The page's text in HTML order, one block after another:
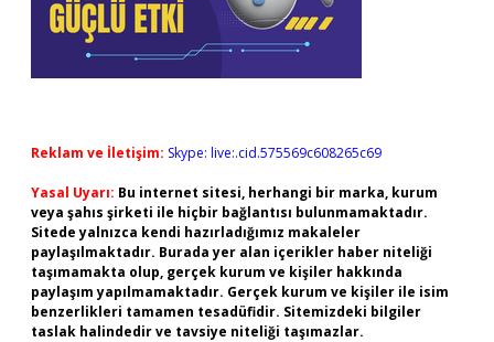
Reklam ve İletişim: Skype: live:.cid.575569c608265c69
Yasal Uyarı: Bu internet sitesi, herhangi bir marka, kurum
veya şahıs şirketi ile hiçbir bağlantısı bulunmamaktadır.
Sitede yalnızca kendi hazırladığımız makaleler
paylaşılmaktadır. Burada yer alan içerikler haber niteliği
taşımamakta olup, gerçek kurum ve kişiler hakkında
paylaşım yapılmamaktadır. Gerçek kurum ve kişiler ile isim
benzerlikleri tamamen tesadüfidir. Sitemizdeki bilgiler
taslak halindedir ve tavsiye niteliği taşımazlar.